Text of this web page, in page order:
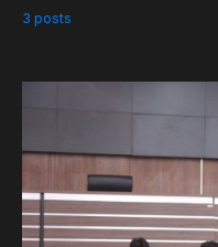
3 posts